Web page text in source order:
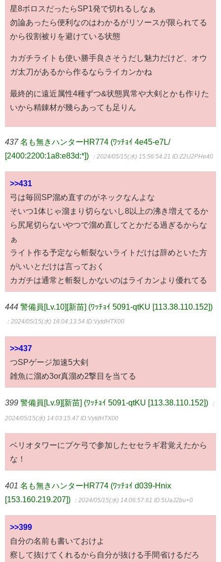
星8ボロスだったらSP1発で切れるしなぁ
勿論あったら便利なのはわかるがリソースが限られてる
から役割被りを避けている状態
カガチライトも使い勝手良さそうだし魅力だけど、オウ
ガ太刀があるから作るならライカンかね
最終的に遠近属性4種ずつ&状態異常や大剣とかも作りた
いから精錬材が幾らあっても足りん
437 名も無きハンターHR774 (ﾜｯﾁｮｲ 4e45-e7L/
[2400:2200:1a8:e83d:*])
：2024/05/15(水) 15:56:54.21 ID:Z2U2PHe40
>>431
弓は毎回SP溜め直すのがネックなんよな
そいつ1体じゃ溜まり切らないし8以上の沸き増えてるか
ら尻尾切らないやつで溜め直してとかだる過ぎるからな
ぁ
ライト作る予定なら斬裂ないライトだけは辞めといた方
がいいとだけは言っておく
カガチは通常と斬裂しかないのはライカンより優れてる
444 警備員[Lv.10][新苗] (ﾜｯﾁｮｲ 5091-qtKU [113.38.110.152])
：2024/05/15(水) 16:04:13.54 ID:VytdHTX00
>>437
つSPゲージ加速5大剣
雑魚に溜め3or真溜め2撃目を当てる
399 警備員[Lv.9][新苗] (ﾜｯﾁｮｲ 5091-qtKU [113.38.110.152]) ：
2024/05/15(水) 14:03:15.47 ID:VytdHTX00
ベリオタワーにプケ弓で参加したセセラギ君覚えたから
な！
401 名も無きハンターHR774 (ﾜｯﾁｮｲ d039-Hnix
[153.160.219.207])
：2024/05/15(水) 14:06:57.61 ID:5UaJ2bu+0
>>399
自分の名前も書いておけよ
察して抜けてくれるから自分が抜ける手間省けるだろ